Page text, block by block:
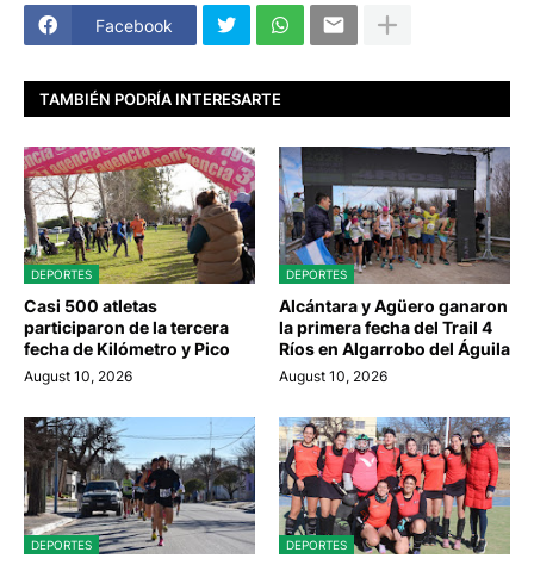
Facebook
TAMBIÉN PODRÍA INTERESARTE
DEPORTES
Casi 500 atletas
participaron de la tercera
fecha de Kilómetro y Pico
August 10, 2026
DEPORTES
Alcántara y Agüero ganaron
la primera fecha del Trail 4
Ríos en Algarrobo del Águila
August 10, 2026
DEPORTES DEPORTES